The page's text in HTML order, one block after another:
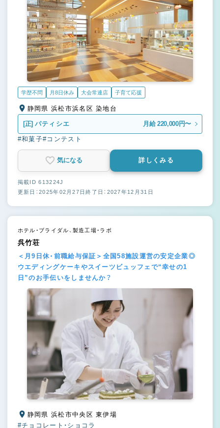
学歴不問 月8日休み 大会常連店 子育て応援
静岡県 浜松市浜名区 染地台
[正] パティシエ 月給 220,000円〜
#和菓子#コンテスト
気になる 詳しくみる
掲載ID 613224J
更新日：2025年02月27日終了日：2027年12月31日
ホテル・ブライダル、製造工場・ラボ
呉竹荘
＜月9日休・前職給与保証＞全国58施設運営の安定企業◎
ウエディングケーキやスイーツビュッフェで“幸せの1
日”のお手伝いをしませんか？
静岡県 浜松市中央区 東伊場
#チョコレート・ショコラ